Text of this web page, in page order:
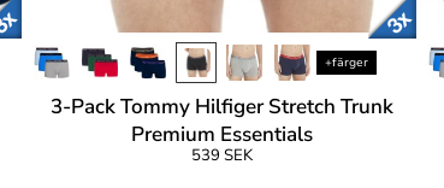
+färger
3-Pack Tommy Hilfiger Stretch Trunk
Premium Essentials
539 SEK